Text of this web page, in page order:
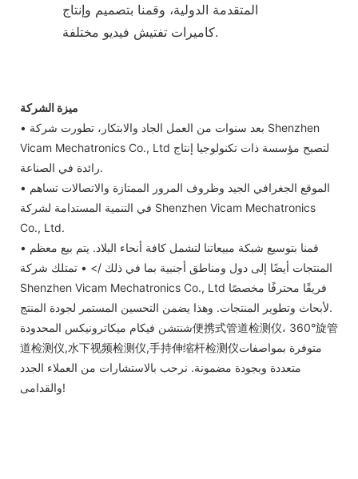
المتقدمة الدولية، وقمنا بتصميم وإنتاج
كاميرات تفتيش فيديو مختلفة.
ميزة الشركة
• بعد سنوات من العمل الجاد والابتكار، تطورت شركة Shenzhen
Vicam Mechatronics Co., Ltd لتصبح مؤسسة ذات تكنولوجيا إنتاج
رائدة في الصناعة.
• الموقع الجغرافي الجيد وظروف المرور الممتازة والاتصالات تساهم
في التنمية المستدامة لشركة Shenzhen Vicam Mechatronics
Co., Ltd.
• قمنا بتوسيع شبكة مبيعاتنا لتشمل كافة أنحاء البلاد. يتم بيع معظم
المنتجات أيضًا إلى دول ومناطق أجنبية بما في ذلك /> • تمتلك شركة
Shenzhen Vicam Mechatronics Co., Ltd فريقًا محترفًا مخصصًا
لأبحاث وتطوير المنتجات. وهذا يضمن التحسين المستمر لجودة المنتج.
شنتشن فيكام ميكاترونيكس المحدودة便携式管道检测仪، 360°旋管
道检测仪,水下视频检测仪,手持伸缩杆检测仪متوفرة بمواصفات
متعددة وبجودة مضمونة. نرحب بالاستشارات من العملاء الجدد
والقدامى!